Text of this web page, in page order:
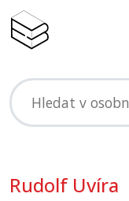
Rudolf Uvíra